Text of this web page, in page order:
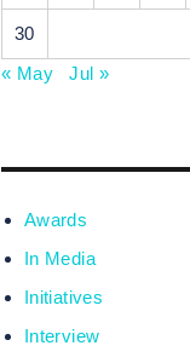
30
« May
Jul »
Awards
In Media
Initiatives
Interview